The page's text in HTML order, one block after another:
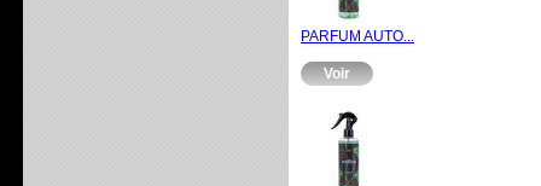
PARFUM AUTO...
Voir